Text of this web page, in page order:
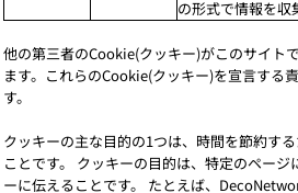
の形式で情報を収
他の第三者のCookie(クッキー)がこのサイト
ます。これらのCookie(クッキー)を宣言する
す。
クッキーの主な目的の1つは、時間を節約す
ことです。 クッキーの目的は、特定のペー
ーに伝えることです。 たとえば、